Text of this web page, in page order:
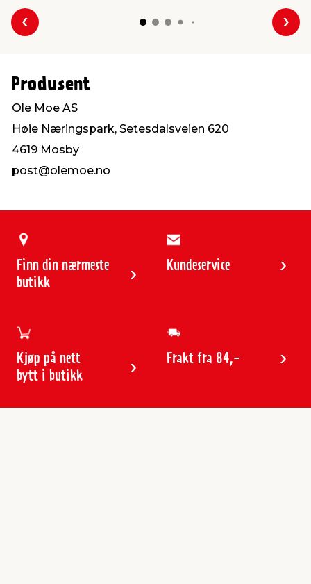
Forrige
Produsent
Ole Moe AS
Høie Næringspark, Setesdalsveien 620
4619 Mosby
post@olemoe.no
Finn din nærmeste
butikk
Kundeservice
Kjøp på nett
bytt i butikk
Frakt fra 84,-